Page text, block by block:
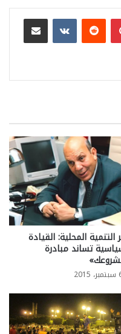
بينتيريست
مشاركة عبر البريد
التنمية المحلية: القيادة
تساند مبادرة
2015